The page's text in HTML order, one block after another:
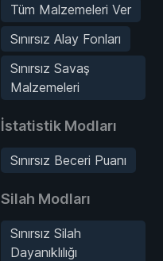
Tüm Malzemeleri Ver
Sınırsız Alay Fonları
Sınırsız Savaş
Malzemeleri
İstatistik Modları
Sınırsız Beceri Puanı
Silah Modları
Sınırsız Silah
Dayanıklılığı